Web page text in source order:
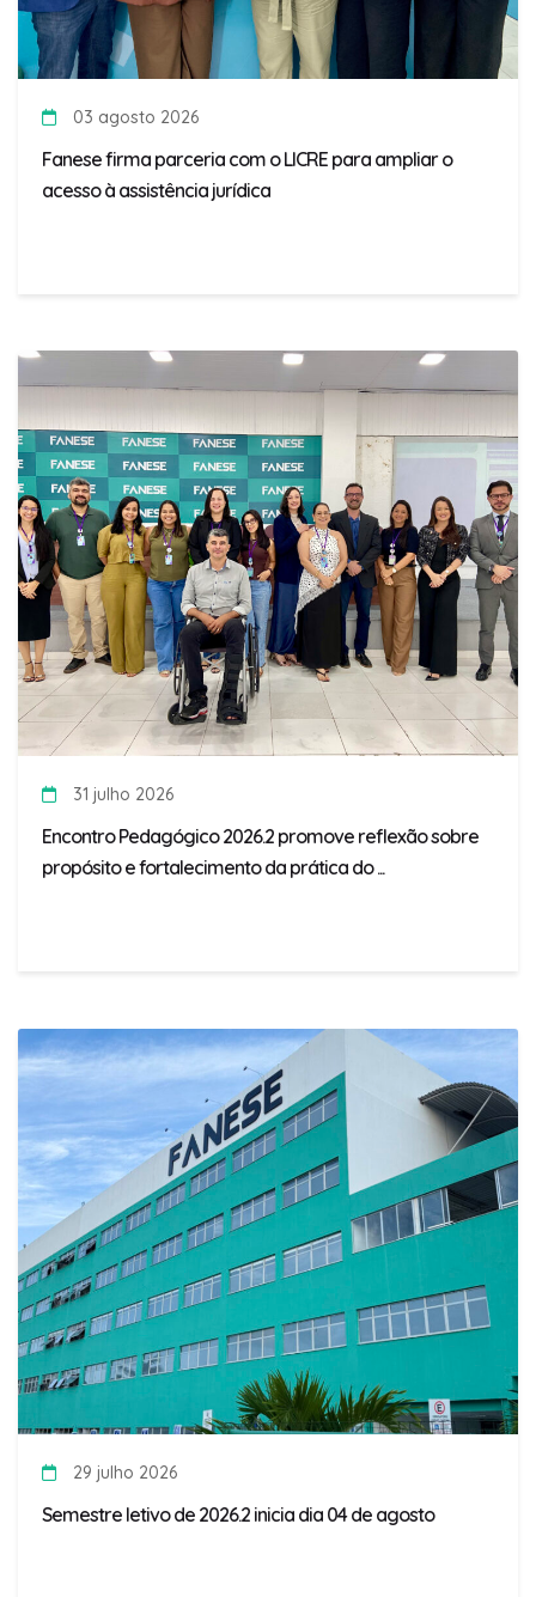
03 agosto 2026
Fanese firma parceria com o LICRE para ampliar o
acesso à assistência jurídica
31 julho 2026
Encontro Pedagógico 2026.2 promove reflexão sobre
propósito e fortalecimento da prática do ...
29 julho 2026
Semestre letivo de 2026.2 inicia dia 04 de agosto